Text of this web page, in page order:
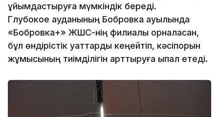
ұйымдастыруға мүмкіндік береді.
Глубокое ауданының Бобровка ауылында
«Бобровка+» ЖШС-нің филиалы орналасқан,
бұл өндірістік қуаттарды кеңейтіп, кәсіпорын
жұмысының тиімділігін арттыруға ықпал етеді.